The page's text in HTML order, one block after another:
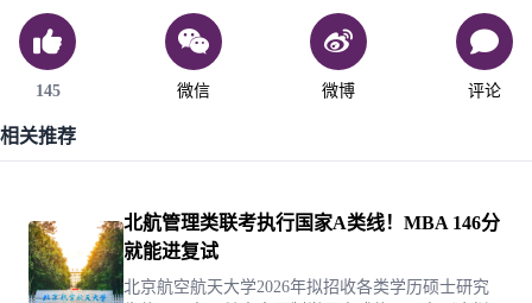
145 微信 微博 评论
相关推荐
北航管理类联考执行国家A类线！MBA 146分
就能进复试
北京航空航天大学2026年拟招收各类学历硕士研究